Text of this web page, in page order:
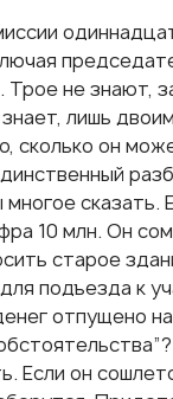
Трое не знают,
лишь
сколько он
сказать.
10 млн. Он
старое
подъезда к
отпущено на
Если он